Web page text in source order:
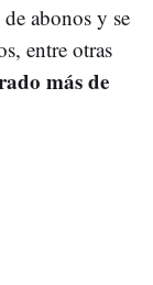
abonos y se
entre otras
más de